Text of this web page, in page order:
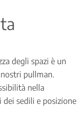
degli spazi è un
pullman.
nella
sedili e posizione